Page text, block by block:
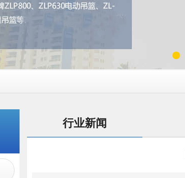
1
行业新闻